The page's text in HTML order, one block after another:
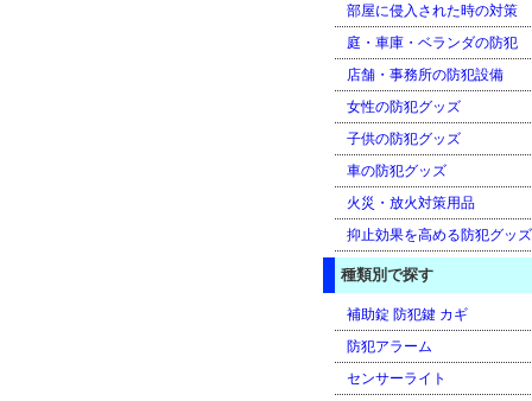
部屋に侵入された時の対策
庭・車庫・ベランダの防犯
店舗・事務所の防犯設備
女性の防犯グッズ
子供の防犯グッズ
車の防犯グッズ
火災・放火対策用品
抑止効果を高める防犯グッズ
種類別で探す
補助錠 防犯鍵 カギ
防犯アラーム
センサーライト